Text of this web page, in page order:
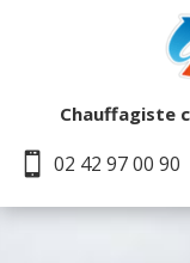
Chauffagiste
 02 42 97 00 90